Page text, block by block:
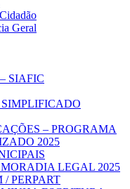
Geral
SIAFIC
– PROGRAMA
2025
LEGAL 2025
/ PERPART